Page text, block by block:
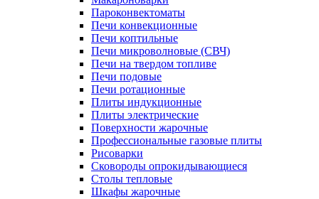
Пароконвектоматы
Печи конвекционные
Печи коптильные
Печи микроволновые (СВЧ)
Печи на твердом топливе
Печи подовые
Печи ротационные
Плиты индукционные
Плиты электрические
Поверхности жарочные
Профессиональные газовые плиты
Рисоварки
Сковороды опрокидывающиеся
Столы тепловые
Шкафы жарочные